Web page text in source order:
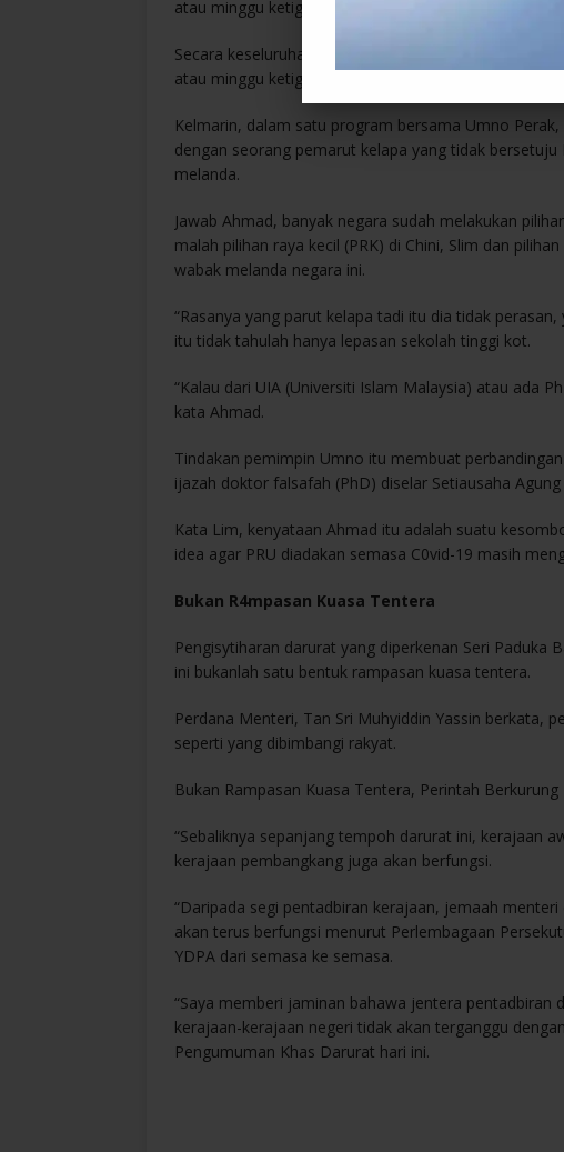
atau minggu ketiga Januari.
Secara keseluruhan, MetMalaysia menjangkakan
atau minggu ketiga Mac.
Kelmarin, dalam satu program bersama Umno
dengan seorang pemarut kelapa yang tidak
melanda.
Jawab Ahmad, banyak negara sudah melakukan
malah pilihan raya kecil (PRK) di Chini, Slim dan
wabak melanda negara ini.
“Rasanya yang parut kelapa tadi itu dia tidak
itu tidak tahulah hanya lepasan sekolah tinggi kot.
“Kalau dari UIA (Universiti Islam Malaysia) atau ada
kata Ahmad.
Tindakan pemimpin Umno itu membuat
ijazah doktor falsafah (PhD) diselar Setiausaha Agung
Kata Lim, kenyataan Ahmad itu adalah suatu
idea agar PRU diadakan semasa C0vid-19 masih
Bukan R4mpasan Kuasa Tentera
Pengisytiharan darurat yang diperkenan Seri Paduka
ini bukanlah satu bentuk rampasan kuasa tentera.
Perdana Menteri, Tan Sri Muhyiddin Yassin berkata,
seperti yang dibimbangi rakyat.
Bukan Rampasan Kuasa Tentera, Perintah
“Sebaliknya sepanjang tempoh darurat ini, kerajaan
kerajaan pembangkang juga akan berfungsi.
“Daripada segi pentadbiran kerajaan, jemaah
akan terus berfungsi menurut Perlembagaan
YDPA dari semasa ke semasa.
“Saya memberi jaminan bahawa jentera
kerajaan-kerajaan negeri tidak akan terganggu
Pengumuman Khas Darurat hari ini.